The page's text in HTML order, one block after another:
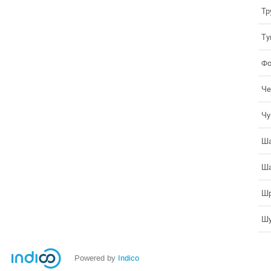
Powered by Indico